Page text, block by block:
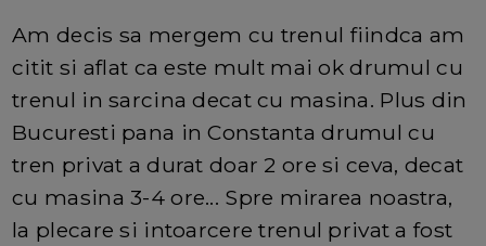
Am decis sa mergem cu trenul fiindca am
citit si aflat ca este mult mai ok drumul cu
trenul in sarcina decat cu masina. Plus din
Bucuresti pana in Constanta drumul cu
tren privat a durat doar 2 ore si ceva, decat
cu masina 3-4 ore... Spre mirarea noastra,
la plecare si intoarcere trenul privat a fost